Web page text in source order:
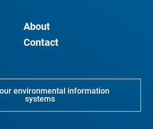
About
Contact
environmental information
systems